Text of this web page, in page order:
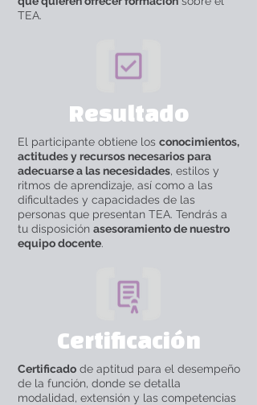
TEA.
Resultado
El participante obtiene los conocimientos,
actitudes y recursos necesarios para
adecuarse a las necesidades, estilos y
ritmos de aprendizaje, así como a las
dificultades y capacidades de las
personas que presentan TEA. Tendrás a
tu disposición asesoramiento de nuestro
equipo docente.
Certificación
Certificado de aptitud para el desempeño
de la función, donde se detalla
modalidad, extensión y las competencias